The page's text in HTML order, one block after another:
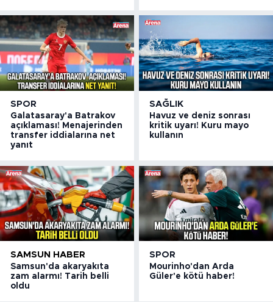
SPOR
Galatasaray'a Batrakov
açıklaması! Menajerinden
transfer iddialarına net
yanıt
SAĞLIK
Havuz ve deniz sonrası
kritik uyarı! Kuru mayo
kullanın
SAMSUN HABER
Samsun'da akaryakıta
zam alarmı! Tarih belli
oldu
SPOR
Mourinho'dan Arda
Güler'e kötü haber!